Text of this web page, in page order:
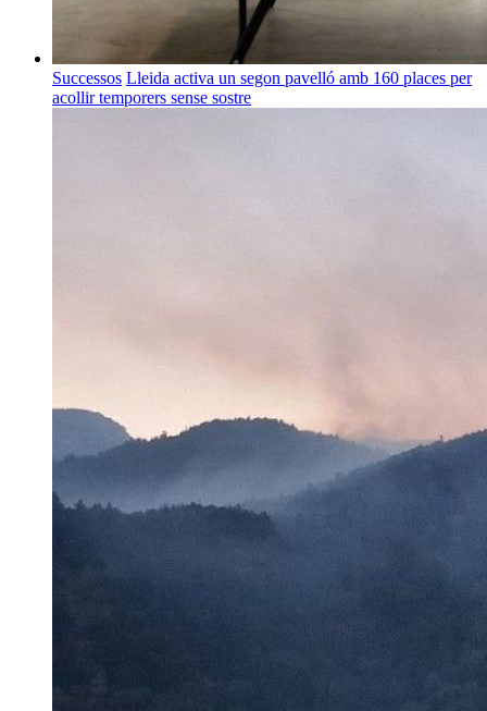
Successos Lleida activa un segon pavelló amb 160 places per
acollir temporers sense sostre